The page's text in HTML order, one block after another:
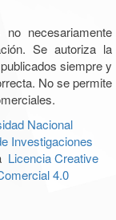
necesariamente
Se autoriza la
siempre y
No se permite
Nacional
Investigaciones
Licencia Creative
4.0